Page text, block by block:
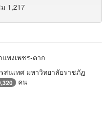
1,217
พงเพชร-ตาก
สนเทศ มหาวิทยาลัยราชภัฏ
คน